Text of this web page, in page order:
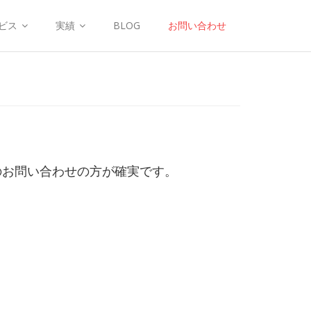
ス 実績 BLOG お問い合わせ
問い合わせの方が確実です。